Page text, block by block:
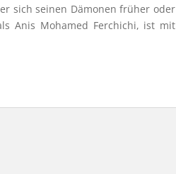
sich seinen Dämonen früher oder
Anis Mohamed Ferchichi, ist mit